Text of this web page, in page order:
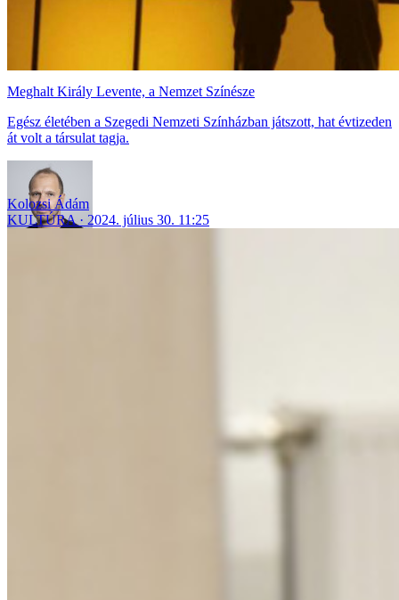
Meghalt Király Levente, a Nemzet Színésze
Egész életében a Szegedi Nemzeti Színházban játszott, hat évtizeden
át volt a társulat tagja.
Kolozsi Ádám
KULTÚRA
2024. július 30. 11:25